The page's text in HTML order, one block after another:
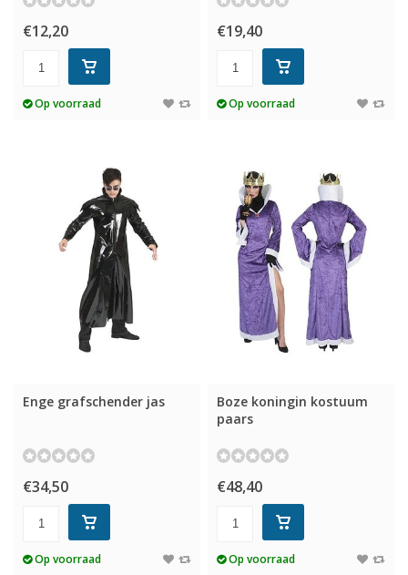
€12,20
Op voorraad
€19,40
Op voorraad
Enge grafschender jas
€34,50
Op voorraad
Boze koningin kostuum
paars
€48,40
Op voorraad